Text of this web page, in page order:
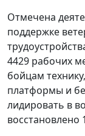
Отмечена
поддержке
4429 рабочих
бойцам
платформы и
лидировать в
восстановлено